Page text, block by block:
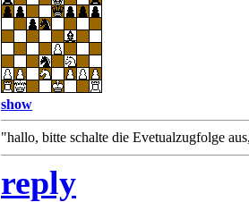
show
"hallo, bitte schalte die Evetualzugfolge
reply